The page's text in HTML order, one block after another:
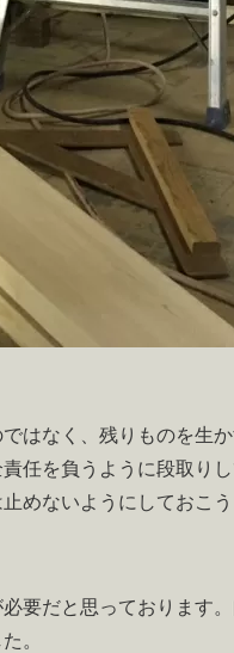
はなく、残りものを生
任を負うように段取り
めないようにしておこう
要だと思っております
。